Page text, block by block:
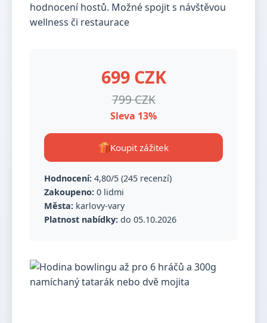
hodnocení hostů. Možné spojit s návštěvou
wellness či restaurace
699 CZK
799 CZK
Sleva 13%
Koupit zážitek
Hodnocení: 4,80/5 (245 recenzí)
Zakoupeno: 0 lidmi
Města: karlovy-vary
Platnost nabídky: do 05.10.2026